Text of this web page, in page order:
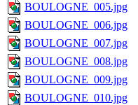
BOULOGNE_005.jpg
BOULOGNE_006.jpg
BOULOGNE_007.jpg
BOULOGNE_008.jpg
BOULOGNE_009.jpg
BOULOGNE_010.jpg